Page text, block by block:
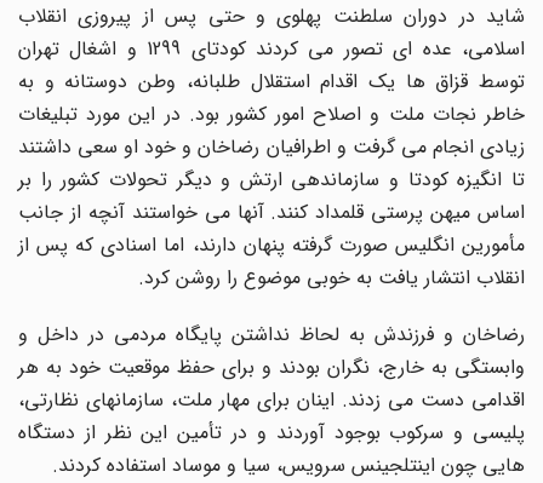
شاید در دوران سلطنت پهلوی و حتی پس از پیروزی انقلاب
اسلامی، عده ای تصور می کردند کودتای 1299 و اشغال تهران
توسط قزاق ها یک اقدام استقلال طلبانه، وطن دوستانه و به
خاطر نجات ملت و اصلاح امور کشور بود. در این مورد تبلیغات
زیادی انجام می گرفت و اطرافیان رضاخان و خود او سعی داشتند
تا انگیزه کودتا و سازماندهی ارتش و دیگر تحولات کشور را بر
اساس میهن پرستی قلمداد کنند. آنها می خواستند آنچه از جانب
مأمورین انگلیس صورت گرفته پنهان دارند، اما اسنادی که پس از
انقلاب انتشار یافت به خوبی موضوع را روشن کرد.
رضاخان و فرزندش به لحاظ نداشتن پایگاه مردمی در داخل و
وابستگی به خارج، نگران بودند و برای حفظ موقعیت خود به هر
اقدامی دست می زدند. اینان برای مهار ملت، سازمانهای نظارتی،
پلیسی و سرکوب بوجود آوردند و در تأمین این نظر از دستگاه
هایی چون اینتلجینس سرویس، سیا و موساد استفاده کردند.